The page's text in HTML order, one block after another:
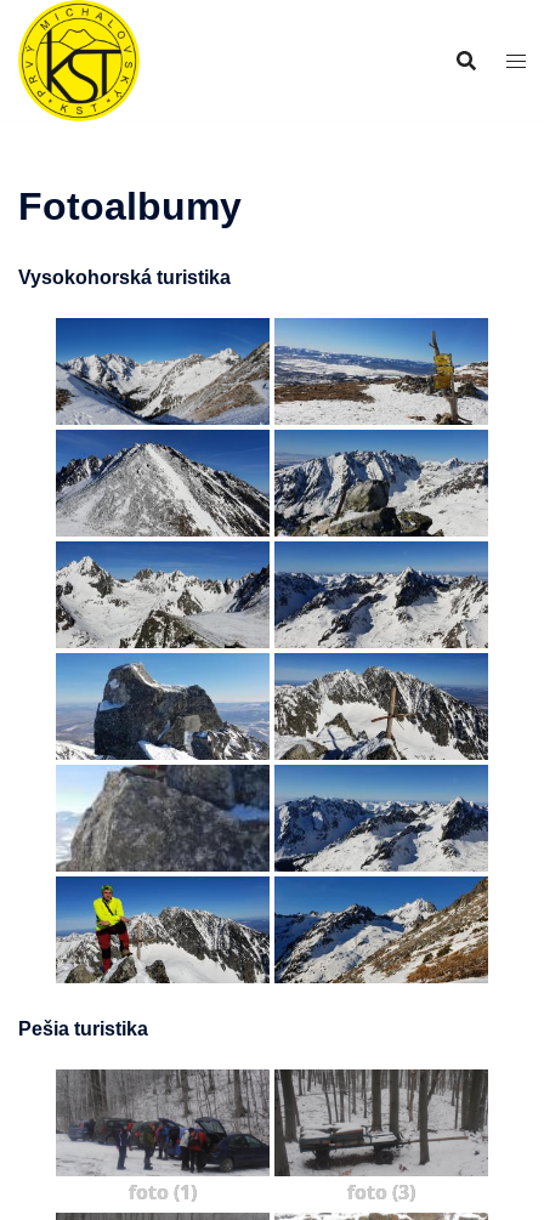
Preskočiť
obsah
Fotoalbumy
Vysokohorská turistika
Pešia turistika
foto (1) foto (3)